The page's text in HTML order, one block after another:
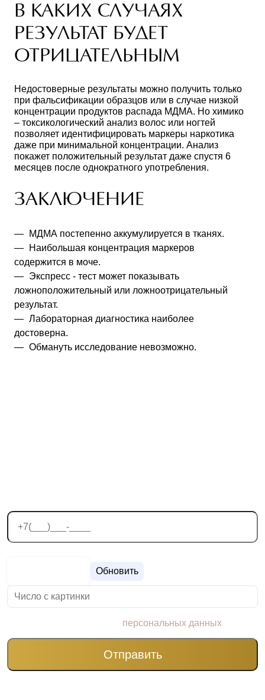
В КАКИХ СЛУЧАЯХ
РЕЗУЛЬТАТ БУДЕТ
ОТРИЦАТЕЛЬНЫМ
Недостоверные результаты можно получить только
при фальсификации образцов или в случае низкой
концентрации продуктов распада МДМА. Но химико
– токсикологический анализ волос или ногтей
позволяет идентифицировать маркеры наркотика
даже при минимальной концентрации. Анализ
покажет положительный результат даже спустя 6
месяцев после однократного употребления.
ЗАКЛЮЧЕНИЕ
МДМА постепенно аккумулируется в тканях.
Наибольшая концентрация маркеров
содержится в моче.
Экспресс - тест может показывать
ложноположительный или ложноотрицательный
результат.
Лабораторная диагностика наиболее
достоверна.
Обмануть исследование невозможно.
Обновить
персональных данных